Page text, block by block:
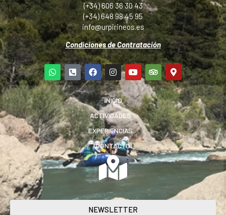
(+34) 606 36 30 43
(+34) 648 98 45 95
info@urpirineos.es
Condiciones de Contratación
INICIO
ACTIVIDADES
EXPERIENCIAS
CONTACTO
NEWSLETTER